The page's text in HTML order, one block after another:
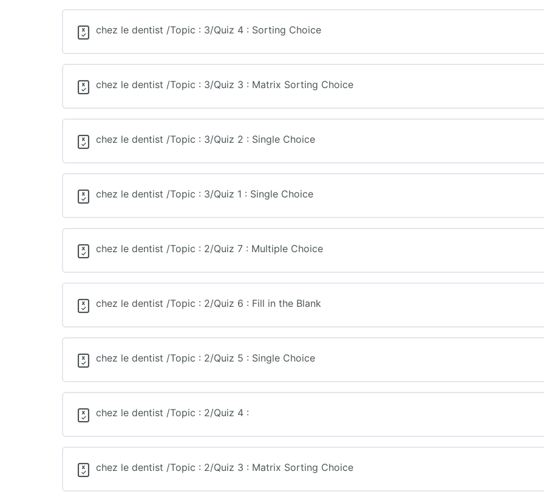
chez le dentist /Topic : 3/Quiz 4 : Sorting Choice
chez le dentist /Topic : 3/Quiz 3 : Matrix Sorting Choice
chez le dentist /Topic : 3/Quiz 2 : Single Choice
chez le dentist /Topic : 3/Quiz 1 : Single Choice
chez le dentist /Topic : 2/Quiz 7 : Multiple Choice
chez le dentist /Topic : 2/Quiz 6 : Fill in the Blank
chez le dentist /Topic : 2/Quiz 5 : Single Choice
chez le dentist /Topic : 2/Quiz 4 :
chez le dentist /Topic : 2/Quiz 3 : Matrix Sorting Choice